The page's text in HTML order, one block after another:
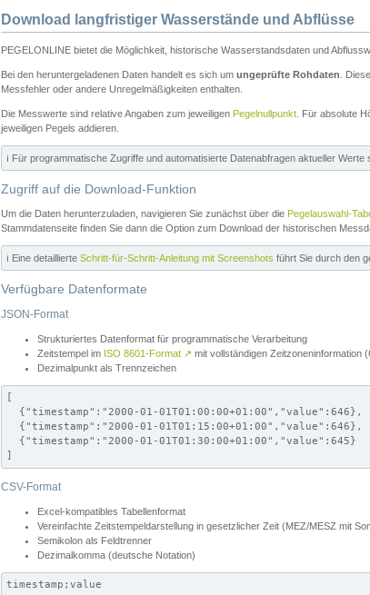
Download langfristiger Wasserstände und Abflüsse
PEGELONLINE bietet die Möglichkeit, historische Wasserstandsdaten und
Bei den heruntergeladenen Daten handelt es sich um ungeprüfte Rohdaten .
Messfehler oder andere Unregelmäßigkeiten enthalten.
Die Messwerte sind relative Angaben zum jeweiligen Pegelnullpunkt . Für absolute
jeweiligen Pegels addieren.
ℹ️ Für programmatische Zugriffe und automatisierte Datenabfragen aktueller Werte
Zugriff auf die Download-Funktion
Um die Daten herunterzuladen, navigieren Sie zunächst über die Pegelauswahl-
Stammdatenseite finden Sie dann die Option zum Download der historischen
ℹ️ Eine detaillierte Schritt-für-Schritt-Anleitung mit Screenshots führt Sie durch den
Verfügbare Datenformate
JSON-Format
Strukturiertes Datenformat für programmatische Verarbeitung
Zeitstempel im ISO 8601-Format ↗ mit vollständigen Zeitzoneninformation
Dezimalpunkt als Trennzeichen
[
  {"timestamp":"2000-01-01T01:00:00+01:00","value":646},
  {"timestamp":"2000-01-01T01:15:00+01:00","value":646},
  {"timestamp":"2000-01-01T01:30:00+01:00","value":645}
]
CSV-Format
Excel-kompatibles Tabellenformat
Vereinfachte Zeitstempeldarstellung in gesetzlicher Zeit (MEZ/MESZ mit
Semikolon als Feldtrenner
Dezimalkomma (deutsche Notation)
timestamp;value